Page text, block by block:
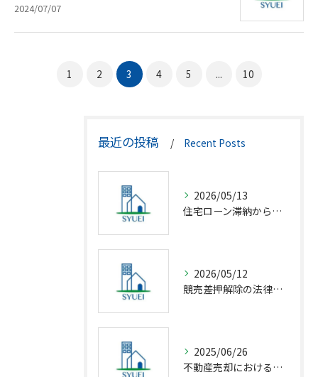
2024/07/07
1 2 3 4 5 ... 10
最近の投稿 Recent Posts
2026/05/13
住宅ローン滞納から競売回避の解決策
2026/05/12
競売差押解除の法律相談完全解説
2025/06/26
不動産売却における仲介の基礎知識